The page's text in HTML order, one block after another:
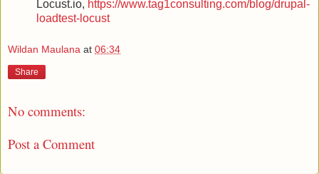
Locust.io, https://www.tag1consulting.com/blog/drupal-
loadtest-locust
Wildan Maulana at 06:34
Share
No comments:
Post a Comment